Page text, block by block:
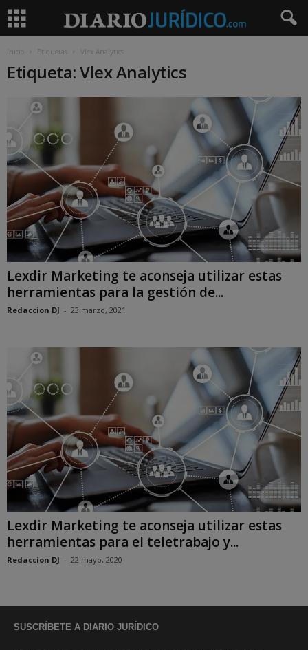
Inicio Etiquetas Vlex Analytics
Etiqueta: Vlex Analytics
Lexdir Marketing te aconseja utilizar estas
herramientas para la gestión de...
Redaccion DJ - 23 marzo, 2021
Lexdir Marketing te aconseja utilizar estas
herramientas para el teletrabajo y...
Redaccion DJ - 22 mayo, 2020
SUSCRÍBETE A DIARIO JURÍDICO